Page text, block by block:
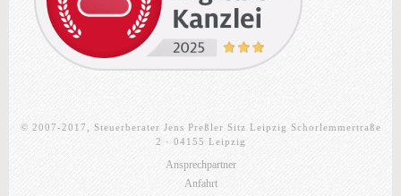
© 2007-2017, Steuerberater Jens Preßler Sitz Leipzig Schorlemmertraße
2 · 04155 Leipzig
Ansprechpartner
Anfahrt